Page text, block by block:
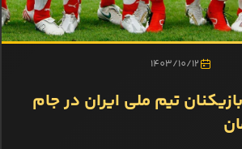
1403/10/12
تیم ملی ایران در جام